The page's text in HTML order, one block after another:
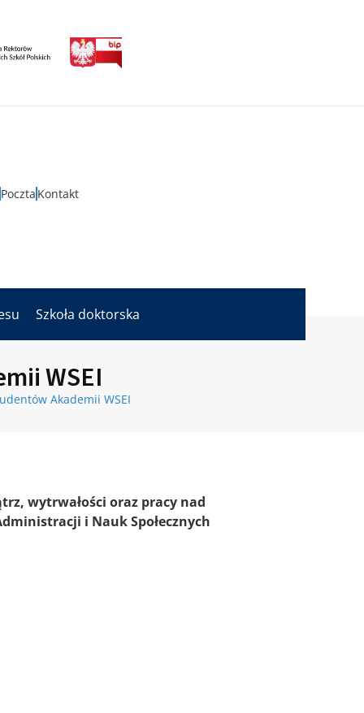
Poczta Kontakt
Szkoła doktorska
WSEI
Akademii WSEI
wytrwałości oraz pracy nad
i Nauk Społecznych